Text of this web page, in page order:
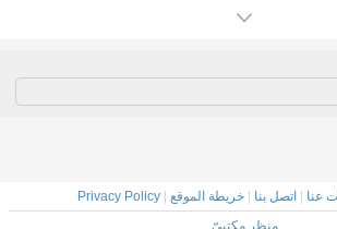
عنا | اتصل بنا | خريطة الموقع |
Privacy Policy
منظر مكتبيّ